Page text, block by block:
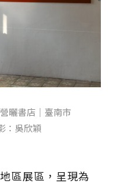
曬書店｜臺南市
：吳欣穎
區展區，呈現為